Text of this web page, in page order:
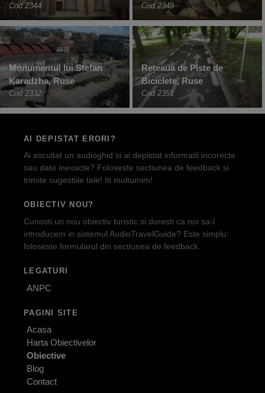
Cod 2344 Cod 2349
Monumentul lui Stefan
Karadzha, Ruse
Cod 2332
Rețeaua de Piste de
Biciclete, Ruse
Cod 2351
AI DEPISTAT ERORI?
Ai ascultat un audioghid si ai depistat informatii incorecte
sau date inexacte? Foloseste sectiunea de feedback si
trimite sugestiile tale! Iti multumim!
OBIECTIV NOU?
Cunosti un nou obiectiv turistic si doresti ca noi sa-l
introducem in sistemul AudioTravelGuide? Este simplu:
foloseste formularul din sectiunea de feedback.
LEGATURI
ANPC
PAGINI SITE
Acasa
Harta Obiectivelor
Obiective
Blog
Contact